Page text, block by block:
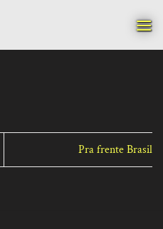
Pra frente Brasil